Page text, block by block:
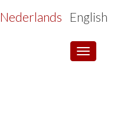
Toggle
Nederlands English